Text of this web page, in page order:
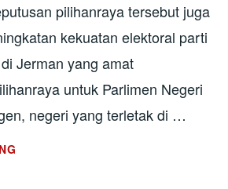
pilihanraya tersebut juga
kekuatan elektoral parti
Jerman yang amat
untuk Parlimen Negeri
negeri yang terletak di …